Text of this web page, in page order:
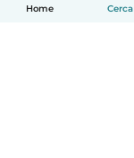
Home Cerca